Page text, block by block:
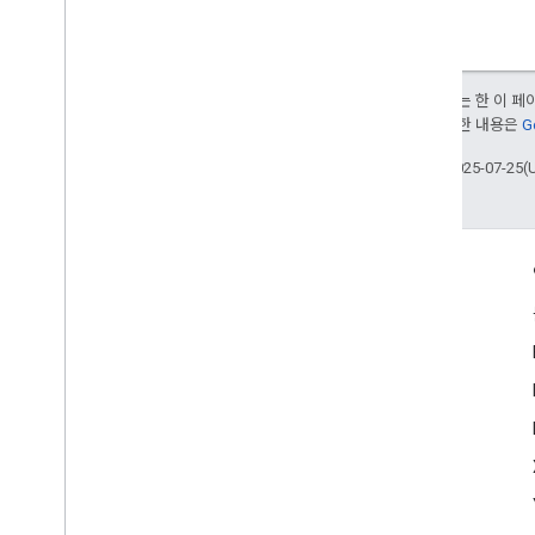
달리 명시되지 않는 한 이 페
부여됩니다. 자세한 내용은
최종 업데이트: 2025-07-